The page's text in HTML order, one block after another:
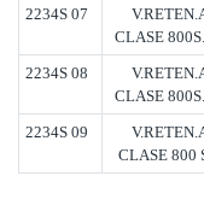
2234S 07
CLASE
2234S 08
CLASE
2234S 09
CLASE 800